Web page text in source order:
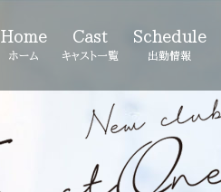
Home
ホーム
Cast
キャスト一覧
Schedule
出勤情報